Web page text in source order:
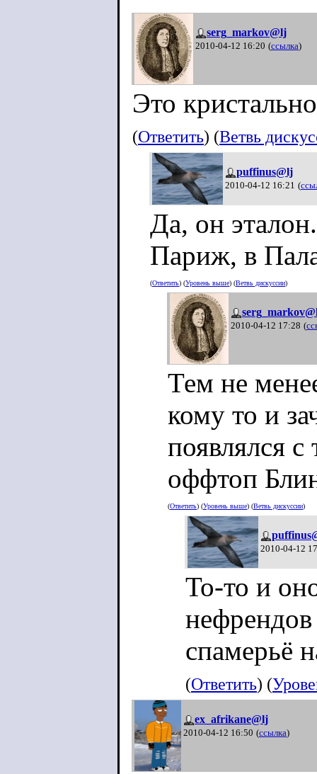
serg_markov@lj
2010-04-12 16:20 (ссылка)
Это
(Ответить) (Ветвь
puffinus@lj
2010-04-12 16:21 (
Да, он
Париж, в
(Ответить) (Уровень выше) (Ветвь дискуссии)
2010-04-12 17:28 (
Тем не
кому то и
появлялся
оффтоп
(Ответить) (Уровень выше) (Ветвь дискуссии)
2010-04-12
То-то и
нефрендов
спамерьё
(Ответить) (
ex_afrikane@lj
2010-04-12 16:50 (ссылка)